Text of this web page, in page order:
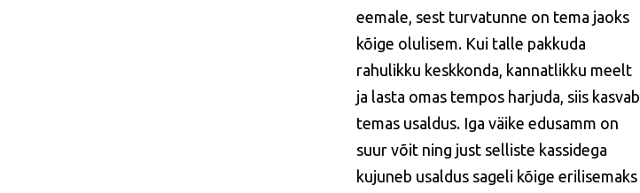
eemale, sest turvatunne on tema jaoks
kõige olulisem. Kui talle pakkuda
rahulikku keskkonda, kannatlikku meelt
ja lasta omas tempos harjuda, siis kasvab
temas usaldus. Iga väike edusamm on
suur võit ning just selliste kassidega
kujuneb usaldus sageli kõige erilisemaks